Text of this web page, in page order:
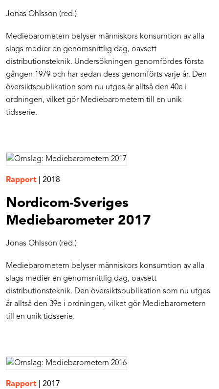
Jonas Ohlsson (red.)
Mediebarometern belyser människors konsumtion av alla
slags medier en genomsnittlig dag, oavsett
distributionsteknik. Undersökningen genomfördes första
gången 1979 och har sedan dess genomförts varje år. Den
översiktspublikation som nu utges är alltså den 40e i
ordningen, vilket gör Mediebarometern till en unik
tidsserie.
Rapport 2018
Nordicom-Sveriges
Mediebarometer 2017
Jonas Ohlsson (red.)
Mediebarometern belyser människors konsumtion av alla
slags medier en genomsnittlig dag, oavsett
distributionsteknik. Den översiktspublikation som nu utges
är alltså den 39e i ordningen, vilket gör Mediebarometern
till en unik tidsserie.
Rapport 2017